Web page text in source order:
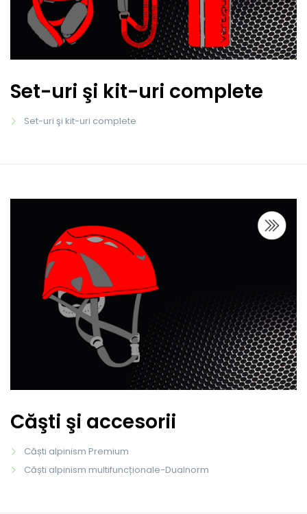
Set-uri şi kit-uri complete
Set-uri şi kit-uri complete
Căşti şi accesorii
Căști alpinism Premium
Căști alpinism multifuncționale-Dualnorm